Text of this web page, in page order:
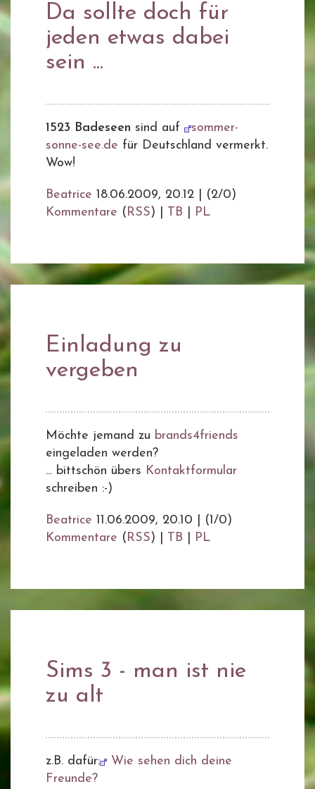
Da sollte doch für
jeden etwas dabei
sein ...
1523 Badeseen sind auf
sommer-
sonne-see.de für Deutschland vermerkt.
Wow!
Beatrice 18.06.2009, 20.12
(2/0)
Kommentare (RSS) | TB PL
Einladung zu
vergeben
Möchte jemand zu brands4friends
eingeladen werden?
... bittschön übers Kontaktformular
schreiben :-)
Beatrice 11.06.2009, 20.10
(1/0)
Kommentare (RSS) | TB PL
Sims 3 - man ist nie
zu alt
z.B. dafür:
Wie sehen dich deine
Freunde?